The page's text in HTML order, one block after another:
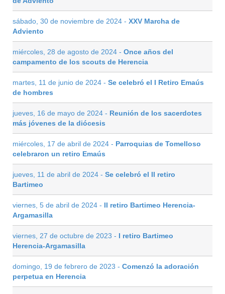
sábado, 30 de noviembre de 2024 - XXV Marcha de
Adviento
miércoles, 28 de agosto de 2024 - Once años del
campamento de los scouts de Herencia
martes, 11 de junio de 2024 - Se celebró el I Retiro Emaús
de hombres
jueves, 16 de mayo de 2024 - Reunión de los sacerdotes
más jóvenes de la diócesis
miércoles, 17 de abril de 2024 - Parroquias de Tomelloso
celebraron un retiro Emaús
jueves, 11 de abril de 2024 - Se celebró el II retiro
Bartimeo
viernes, 5 de abril de 2024 - II retiro Bartimeo Herencia-
Argamasilla
viernes, 27 de octubre de 2023 - I retiro Bartimeo
Herencia-Argamasilla
domingo, 19 de febrero de 2023 - Comenzó la adoración
perpetua en Herencia